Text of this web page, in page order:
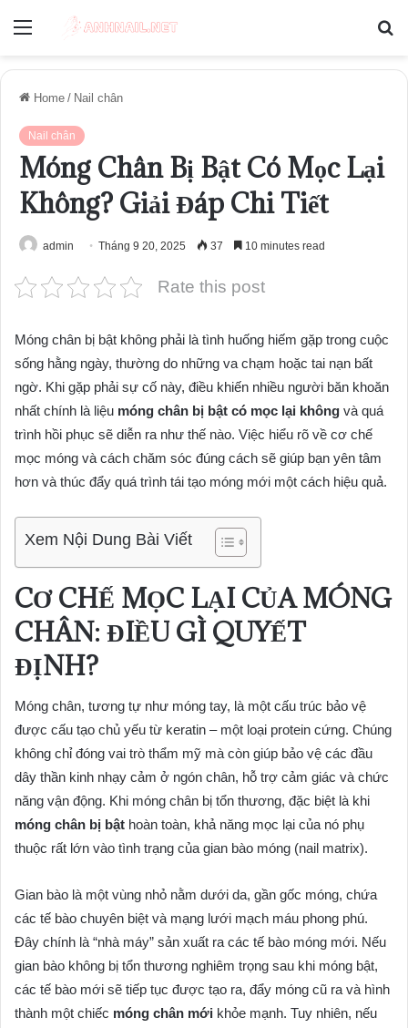
Menu
Home / Nail chân
Nail chân
Móng Chân Bị Bật Có Mọc Lại
Không? Giải Đáp Chi Tiết
admin Tháng 9 20, 2025 37 10 minutes read
Rate this post
Móng chân bị bật không phải là tình huống hiếm gặp trong cuộc
sống hằng ngày, thường do những va chạm hoặc tai nạn bất
ngờ. Khi gặp phải sự cố này, điều khiến nhiều người băn khoăn
nhất chính là liệu móng chân bị bật có mọc lại không và quá
trình hồi phục sẽ diễn ra như thế nào. Việc hiểu rõ về cơ chế
mọc móng và cách chăm sóc đúng cách sẽ giúp bạn yên tâm
hơn và thúc đẩy quá trình tái tạo móng mới một cách hiệu quả.
Xem Nội Dung Bài Viết
CƠ CHẾ MỌC LẠI CỦA MÓNG
CHÂN: ĐIỀU GÌ QUYẾT
ĐỊNH?
Móng chân, tương tự như móng tay, là một cấu trúc bảo vệ
được cấu tạo chủ yếu từ keratin – một loại protein cứng. Chúng
không chỉ đóng vai trò thẩm mỹ mà còn giúp bảo vệ các đầu
dây thần kinh nhạy cảm ở ngón chân, hỗ trợ cảm giác và chức
năng vận động. Khi móng chân bị tổn thương, đặc biệt là khi
móng chân bị bật hoàn toàn, khả năng mọc lại của nó phụ
thuộc rất lớn vào tình trạng của gian bào móng (nail matrix).
Gian bào là một vùng nhỏ nằm dưới da, gần gốc móng, chứa
các tế bào chuyên biệt và mạng lưới mạch máu phong phú.
Đây chính là “nhà máy” sản xuất ra các tế bào móng mới. Nếu
gian bào không bị tổn thương nghiêm trọng sau khi móng bật,
các tế bào mới sẽ tiếp tục được tạo ra, đẩy móng cũ ra và hình
thành một chiếc móng chân mới khỏe mạnh. Tuy nhiên, nếu